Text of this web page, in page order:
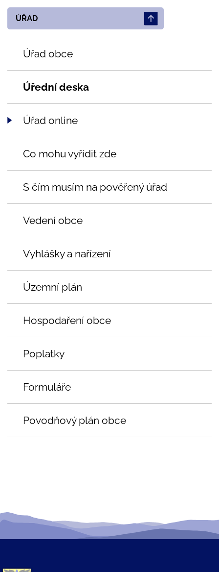
ÚŘAD
Úřad obce
Úřední deska
Úřad online
Co mohu vyřídit zde
S čím musím na pověřený úřad
Vedení obce
Vyhlášky a nařízení
Územní plán
Hospodaření obce
Poplatky
Formuláře
Povodňový plán obce